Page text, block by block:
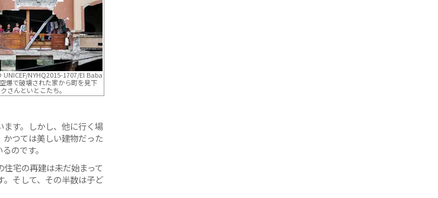
UNICEF/NYHQ2015-1707/El Baba
爆で破壊された家から町を見下
さんといとこたち。
す。しかし、他に行く場
つては美しい建物だった
のです。
宅の再建は未だ始まって
そして、その半数は子ど